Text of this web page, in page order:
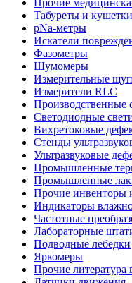
Прочие
Табуреты и
pNa-метры
Искатели
Фазометры
Шумомеры
Измерительные
Измерители RLC
Производственные
Светодиодные
Вихретоковые
Стенды
Ультразвуковые
Промышленные
Промышленные
Прочие инвенторы
Индикаторы
Частотные
Лабораторные
Подводные лебедки
Яркомеры
Прочие литература